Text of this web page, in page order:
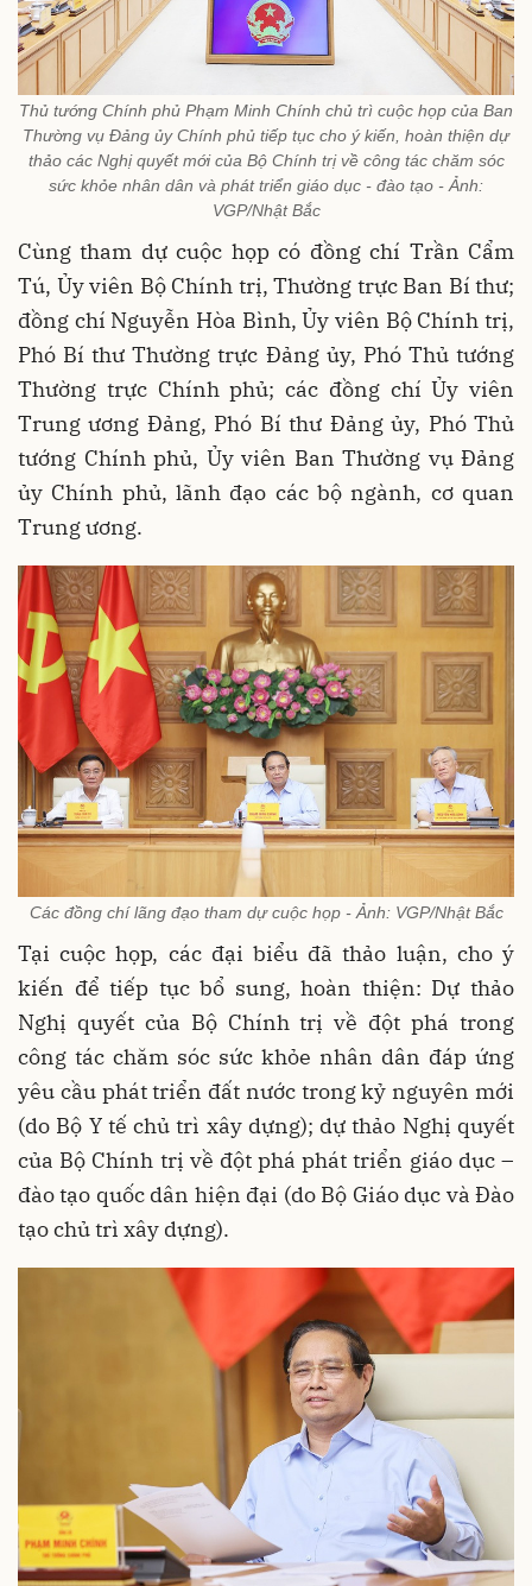
Thủ tướng Chính phủ Phạm Minh Chính chủ trì cuộc họp của Ban
Thường vụ Đảng ủy Chính phủ tiếp tục cho ý kiến, hoàn thiện dự
thảo các Nghị quyết mới của Bộ Chính trị về công tác chăm sóc
sức khỏe nhân dân và phát triển giáo dục - đào tạo - Ảnh:
VGP/Nhật Bắc
Cùng tham dự cuộc họp có đồng chí Trần Cẩm
Tú, Ủy viên Bộ Chính trị, Thường trực Ban Bí thư;
đồng chí Nguyễn Hòa Bình, Ủy viên Bộ Chính trị,
Phó Bí thư Thường trực Đảng ủy, Phó Thủ tướng
Thường trực Chính phủ; các đồng chí Ủy viên
Trung ương Đảng, Phó Bí thư Đảng ủy, Phó Thủ
tướng Chính phủ, Ủy viên Ban Thường vụ Đảng
ủy Chính phủ, lãnh đạo các bộ ngành, cơ quan
Trung ương.
Các đồng chí lãng đạo tham dự cuộc họp - Ảnh: VGP/Nhật Bắc
Tại cuộc họp, các đại biểu đã thảo luận, cho ý
kiến để tiếp tục bổ sung, hoàn thiện: Dự thảo
Nghị quyết của Bộ Chính trị về đột phá trong
công tác chăm sóc sức khỏe nhân dân đáp ứng
yêu cầu phát triển đất nước trong kỷ nguyên mới
(do Bộ Y tế chủ trì xây dựng); dự thảo Nghị quyết
của Bộ Chính trị về đột phá phát triển giáo dục –
đào tạo quốc dân hiện đại (do Bộ Giáo dục và Đào
tạo chủ trì xây dựng).